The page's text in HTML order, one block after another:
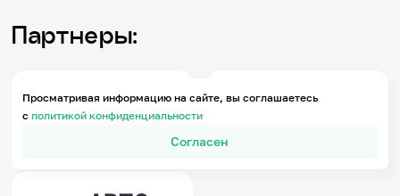
Партнеры:
Просматривая информацию на сайте, вы соглашаетесь
сполитикой конфиденциальности
Согласен